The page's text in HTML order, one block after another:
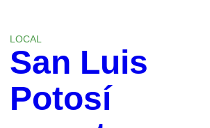
LOCAL
San Luis
Potosí